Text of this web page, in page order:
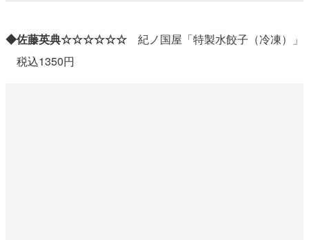
◆佐藤英典☆☆☆☆☆☆紀ノ国屋「特製水餃子（冷凍）」
税込1350円